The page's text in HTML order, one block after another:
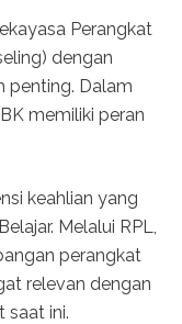
Perangkat
dengan
penting. Dalam
memiliki peran
keahlian yang
Melalui RPL,
perangkat
relevan dengan
saat ini.